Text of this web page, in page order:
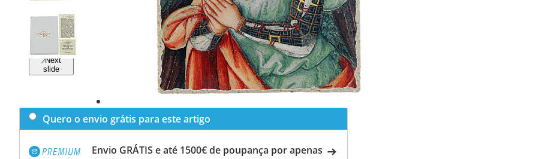
Previous
Next
slide
Quero o envio grátis para este artigo
Envio GRÁTIS e até 1500€ de poupança por apenas